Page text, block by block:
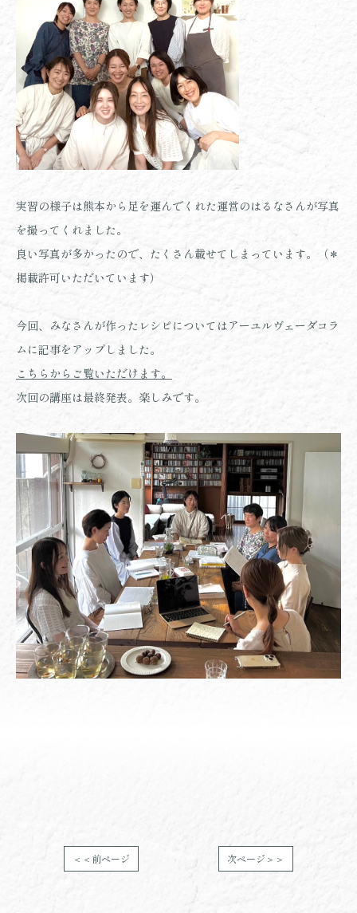
実習の様子は熊本から足を運んでくれた運営のはるなさんが写真
を撮ってくれました。
良い写真が多かったので、たくさん載せてしまっています。（＊
掲載許可いただいています）
今回、みなさんが作ったレシピについてはアーユルヴェーダコラ
ムに記事をアップしました。
こちらからご覧いただけます。
次回の講座は最終発表。楽しみです。
＜＜前ページ 次ページ＞＞